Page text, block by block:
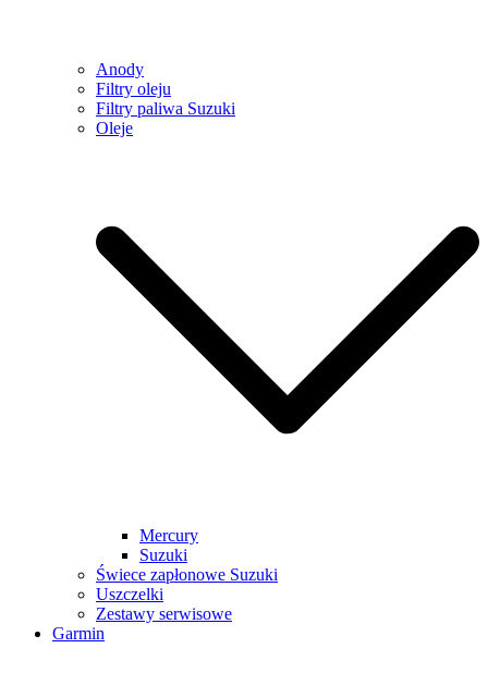
Anody
Filtry oleju
Filtry paliwa Suzuki
Oleje
Mercury
Suzuki
Świece zapłonowe Suzuki
Uszczelki
Zestawy serwisowe
Garmin